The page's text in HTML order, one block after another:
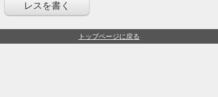
レスを書く
トップページに戻る